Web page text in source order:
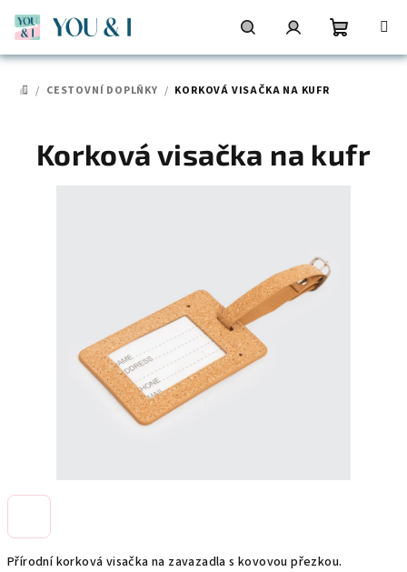
obsah
HledatPřihlášeníNákupní
DOMŮ
/ CESTOVNÍ DOPLŇKY / KORKOVÁ VISAČKA NA KUFR
Přírodní korková visačka na zavazadla s kovovou přezkou.
Korková visačka na kufr